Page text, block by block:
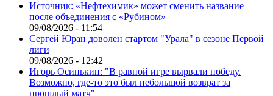
Источник: «Нефтехимик» может сменить название
после объединения с «Рубином»
09/08/2026 - 11:54
Сергей Юран доволен стартом "Урала" в сезоне Первой
лиги
09/08/2026 - 12:42
Игорь Осинькин: "В равной игре вырвали победу.
Возможно, где-то это был небольшой возврат за
прошлый матч"